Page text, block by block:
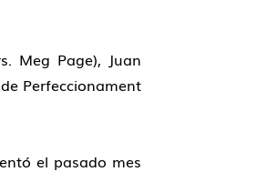
Meg Page), Juan
Perfeccionament
el pasado mes